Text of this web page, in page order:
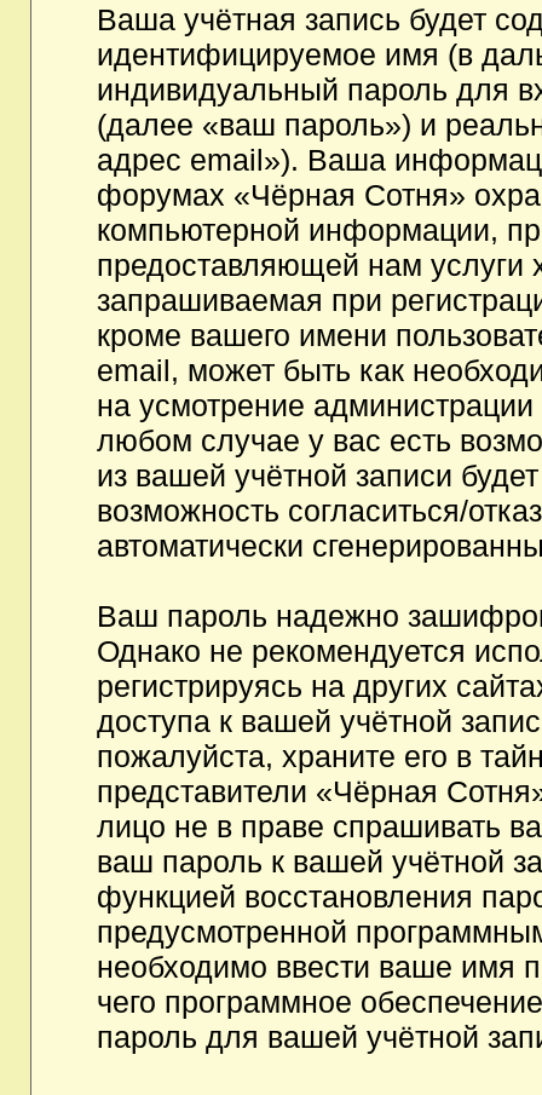
Ваша учётная запись будет
идентифицируемое имя (в
индивидуальный пароль для
(далее «ваш пароль») и
адрес email»). Ваша
форумах «Чёрная Сотня»
компьютерной информации,
предоставляющей нам услуги
запрашиваемая при
кроме вашего имени
email, может быть как
на усмотрение
любом случае у вас есть
из вашей учётной записи
возможность согласиться/
автоматически
Ваш пароль надежно
Однако не рекомендуется
регистрируясь на других
доступа к вашей учётной
пожалуйста, храните его в
представители «Чёрная
лицо не в праве спрашивать
ваш пароль к вашей учётной
функцией восстановления
предусмотренной
необходимо ввести ваше имя
чего программное
пароль для вашей учётной